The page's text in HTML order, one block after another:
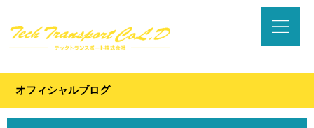
オフィシャルブログ